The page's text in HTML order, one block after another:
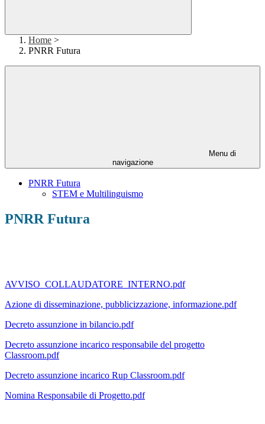
Home >
PNRR Futura
Menu di
navigazione
PNRR Futura
STEM e Multilinguismo
PNRR Futura
AVVISO_COLLAUDATORE_INTERNO.pdf
Azione di disseminazione, pubblicizzazione, informazione.pdf
Decreto assunzione in bilancio.pdf
Decreto assunzione incarico responsabile del progetto
Classroom.pdf
Decreto assunzione incarico Rup Classroom.pdf
Nomina Responsabile di Progetto.pdf